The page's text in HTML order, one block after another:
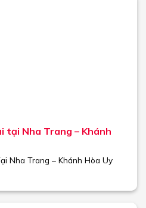
tại Nha Trang – Khánh
Nha Trang – Khánh Hòa Uy